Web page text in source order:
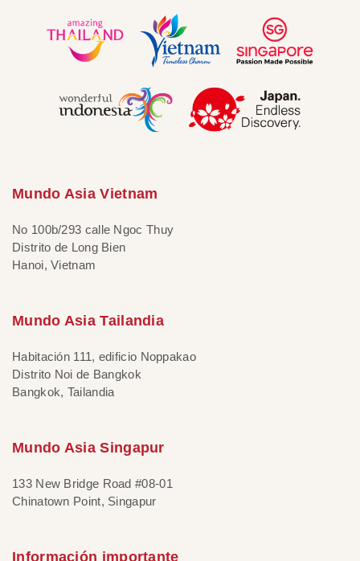
Mundo Asia Vietnam
No 100b/293 calle Ngoc Thuy
Distrito de Long Bien
Hanoi, Vietnam
Mundo Asia Tailandia
Habitación 111, edificio Noppakao
Distrito Noi de Bangkok
Bangkok, Tailandia
Mundo Asia Singapur
133 New Bridge Road #08-01
Chinatown Point, Singapur
Información importante